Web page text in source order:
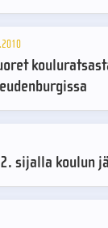
sijalla koulun